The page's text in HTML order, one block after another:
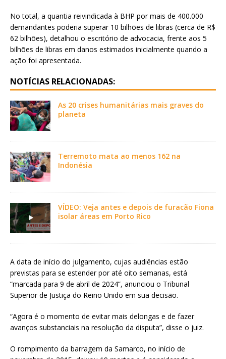
No total, a quantia reivindicada à BHP por mais de 400.000
demandantes poderia superar 10 bilhões de libras (cerca de R$
62 bilhões), detalhou o escritório de advocacia, frente aos 5
bilhões de libras em danos estimados inicialmente quando a
ação foi apresentada.
NOTÍCIAS RELACIONADAS:
As 20 crises humanitárias mais graves do
planeta
Terremoto mata ao menos 162 na
Indonésia
VÍDEO: Veja antes e depois de furacão Fiona
isolar áreas em Porto Rico
A data de início do julgamento, cujas audiências estão
previstas para se estender por até oito semanas, está
“marcada para 9 de abril de 2024”, anunciou o Tribunal
Superior de Justiça do Reino Unido em sua decisão.
“Agora é o momento de evitar mais delongas e de fazer
avanços substanciais na resolução da disputa”, disse o juiz.
O rompimento da barragem da Samarco, no início de